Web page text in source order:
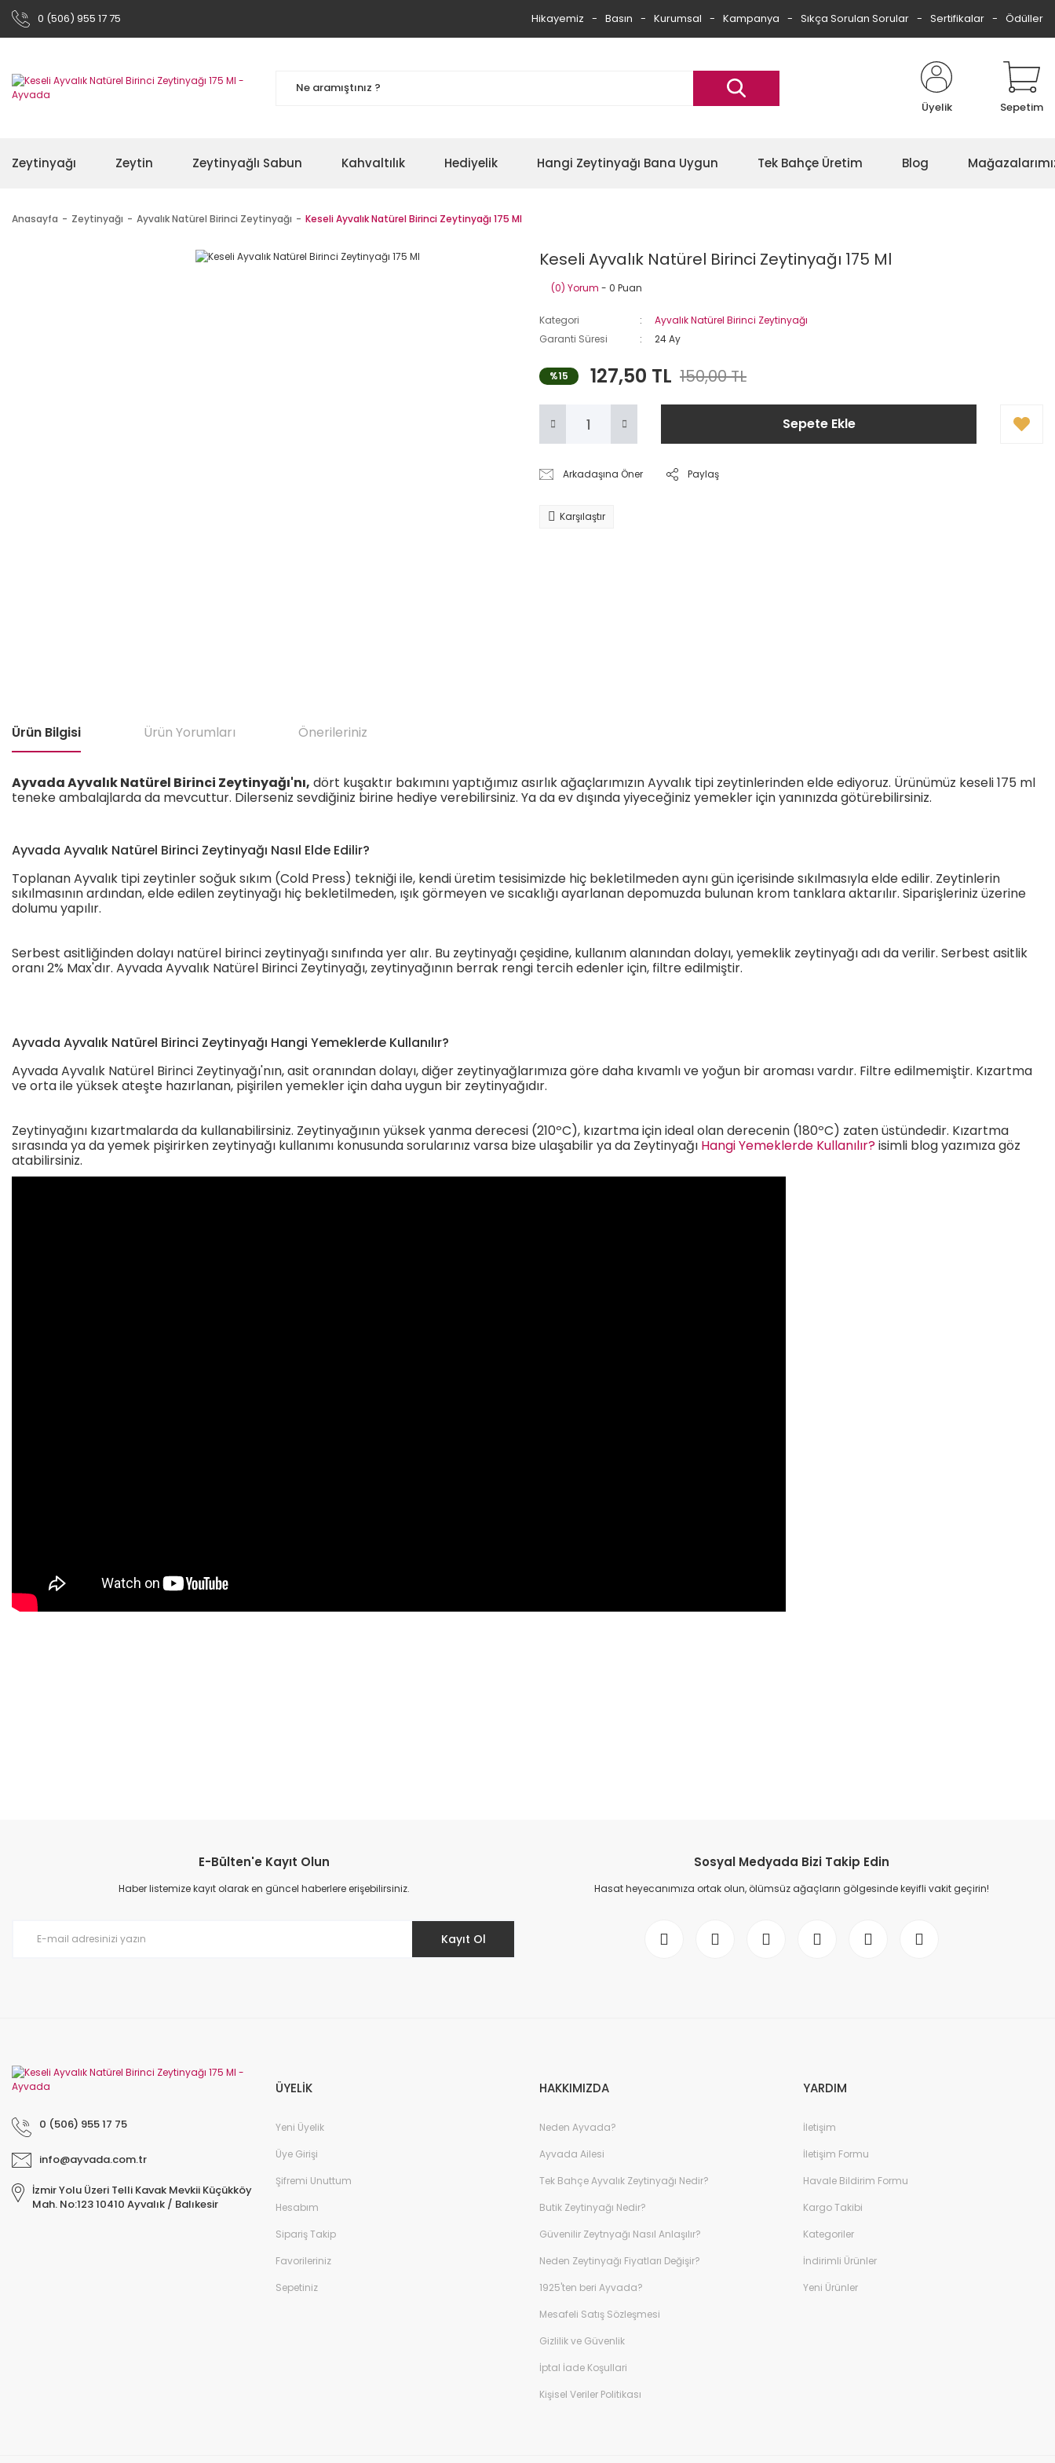
0 (506) 955 17 75 Hikayemiz Basın Kurumsal Kampanya Sıkça Sorulan Sorular Sertifikalar Ödüller
Üyelik Sepetim
Zeytinyağı Zeytin Zeytinyağlı Sabun Kahvaltılık Hediyelik Hangi Zeytinyağı Bana Uygun Tek Bahçe Üretim Blog
Anasayfa Zeytinyağı Ayvalık Natürel Birinci Zeytinyağı Keseli Ayvalık Natürel Birinci Zeytinyağı 175 Ml
Keseli Ayvalık Natürel Birinci Zeytinyağı 175 Ml
(0) Yorum - 0 Puan
Kategori
Ayvalık Natürel Birinci Zeytinyağı
Garanti Süresi
24 Ay
%15 127,50 TL 150,00 TL
Sepete Ekle
Arkadaşına Öner Paylaş
Karşılaştır
Ürün Bilgisi Ürün Yorumları Önerileriniz
Ayvada Ayvalık Natürel Birinci Zeytinyağı'nı, dört kuşaktır bakımını yaptığımız asırlık ağaçlarımızın Ayvalık tipi zeytinlerinden elde ediyoruz. Ürünümüz keseli 175 ml
teneke ambalajlarda da mevcuttur. Dilerseniz sevdiğiniz birine hediye verebilirsiniz. Ya da ev dışında yiyeceğiniz yemekler için yanınızda götürebilirsiniz.
Ayvada Ayvalık Natürel Birinci Zeytinyağı Nasıl Elde Edilir?
Toplanan Ayvalık tipi zeytinler soğuk sıkım (Cold Press) tekniği ile, kendi üretim tesisimizde hiç bekletilmeden aynı gün içerisinde sıkılmasıyla elde edilir. Zeytinlerin
sıkılmasının ardından, elde edilen zeytinyağı hiç bekletilmeden, ışık görmeyen ve sıcaklığı ayarlanan depomuzda bulunan krom tanklara aktarılır. Siparişleriniz üzerine
dolumu yapılır.
Serbest asitliğinden dolayı natürel birinci zeytinyağı sınıfında yer alır. Bu zeytinyağı çeşidine, kullanım alanından dolayı, yemeklik zeytinyağı adı da verilir. Serbest asitlik
oranı 2% Max'dır. Ayvada Ayvalık Natürel Birinci Zeytinyağı, zeytinyağının berrak rengi tercih edenler için, filtre edilmiştir.
Ayvada Ayvalık Natürel Birinci Zeytinyağı Hangi Yemeklerde Kullanılır?
Ayvada Ayvalık Natürel Birinci Zeytinyağı'nın, asit oranından dolayı, diğer zeytinyağlarımıza göre daha kıvamlı ve yoğun bir aroması vardır. Filtre edilmemiştir. Kızartma
ve orta ile yüksek ateşte hazırlanan, pişirilen yemekler için daha uygun bir zeytinyağıdır.
Zeytinyağını kızartmalarda da kullanabilirsiniz. Zeytinyağının yüksek yanma derecesi (210ºC), kızartma için ideal olan derecenin (180ºC) zaten üstündedir. Kızartma
sırasında ya da yemek pişirirken zeytinyağı kullanımı konusunda sorularınız varsa bize ulaşabilir ya da Zeytinyağı Hangi Yemeklerde Kullanılır?isimli blog yazımıza göz
atabilirsiniz.
Ürün resmi kalitesiz, bozuk veya görüntülenemiyor.
Ürün açıklamasında eksik bilgiler bulunuyor.
E-Bülten'e Kayıt Olun
Haber listemize kayıt olarak en güncel haberlere erişebilirsiniz.
Kayıt Ol
Sosyal Medyada Bizi Takip Edin
Hasat heyecanımıza ortak olun, ölümsüz ağaçların gölgesinde keyifli vakit geçirin!
0 (506) 955 17 75
info@ayvada.com.tr
İzmir Yolu Üzeri Telli Kavak Mevkii Küçükköy
Mah. No:123 10410 Ayvalık / Balıkesir
ÜYELİK
Yeni Üyelik
Üye Girişi
Şifremi Unuttum
Hesabım
Sipariş Takip
Favorileriniz
Sepetiniz
HAKKIMIZDA
Neden Ayvada?
Ayvada Ailesi
Tek Bahçe Ayvalık Zeytinyağı Nedir?
Butik Zeytinyağı Nedir?
Güvenilir Zeytnyağı Nasıl Anlaşılır?
Neden Zeytinyağı Fiyatları Değişir?
1925'ten beri Ayvada?
Mesafeli Satış Sözleşmesi
Gizlilik ve Güvenlik
İptal İade Koşullari
Kişisel Veriler Politikası
YARDIM
İletişim
İletişim Formu
Havale Bildirim Formu
Kargo Takibi
Kategoriler
İndirimli Ürünler
Yeni Ürünler